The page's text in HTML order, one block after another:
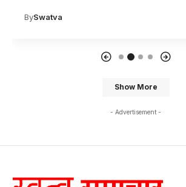
BySwatva
Show More
- Advertisement -